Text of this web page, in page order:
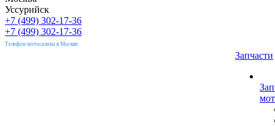
Уссурийск
+7 (499) 302-17-36
+7 (499) 302-17-36
Телефон мотосалона в Москве
Запчасти